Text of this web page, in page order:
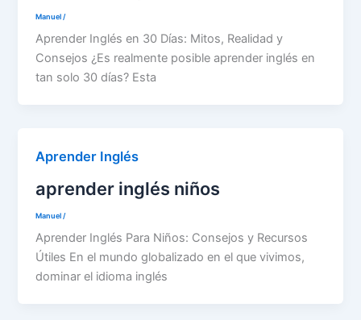
Manuel/
Aprender Inglés en 30 Días: Mitos, Realidad y
Consejos ¿Es realmente posible aprender inglés en
tan solo 30 días? Esta
Aprender Inglés
aprender inglés niños
Manuel/
Aprender Inglés Para Niños: Consejos y Recursos
Útiles En el mundo globalizado en el que vivimos,
dominar el idioma inglés